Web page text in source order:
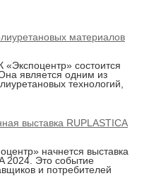
материалов
состоится
является одним из
технологий,
выставка RUPLASTICA
начнется выставка
2024. Это событие
и потребителей